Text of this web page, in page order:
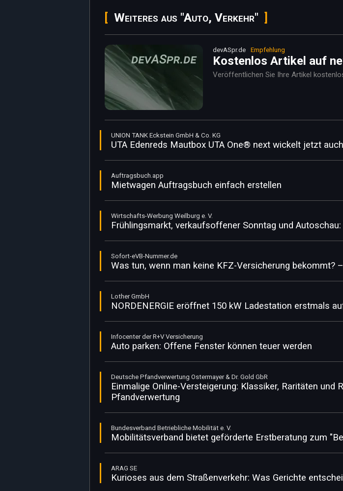
Weiteres aus "Auto, Verkehr"
devASpr.de Empfehlung
Kostenlos Artikel auf
Veröffentlichen Sie Ihre Artikel
UNION TANK Eckstein GmbH & Co. KG
UTA Edenreds Mautbox UTA One® next wickelt jetzt
Auftragsbuch.app
Mietwagen Auftragsbuch einfach erstellen
Wirtschafts-Werbung Weilburg e. V.
Frühlingsmarkt, verkaufsoffener Sonntag und
Sofort-eVB-Nummer.de
Was tun, wenn man keine KFZ-Versicherung bekommt?
Lother GmbH
NORDENERGIE eröffnet 150 kW Ladestation erstmals
Infocenter der R+V Versicherung
Auto parken: Offene Fenster können teuer werden
Deutsche Pfandverwertung Ostermayer & Dr. Gold GbR
Einmalige Online-Versteigerung: Klassiker, Raritäten
Pfandverwertung
Bundesverband Betriebliche Mobilität e. V.
Mobilitätsverband bietet geförderte Erstberatung zum
ARAG SE
Kurioses aus dem Straßenverkehr: Was Gerichte